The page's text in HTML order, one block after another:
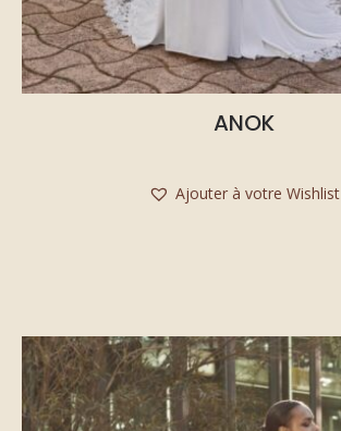
ANOK
Ajouter à votre Wishlist